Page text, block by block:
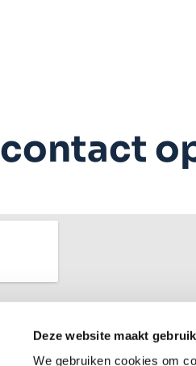
Deze website maakt
We gebruiken cookies om